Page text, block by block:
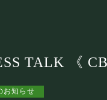
TALK 《
お知らせ